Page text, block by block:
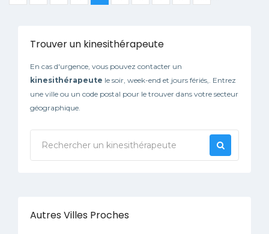
Trouver un kinesithérapeute
En cas d'urgence, vous pouvez contacter un
kinesithérapeute le soir, week-end et jours fériés,. Entrez
une ville ou un code postal pour le trouver dans votre secteur
géographique.
Autres Villes Proches